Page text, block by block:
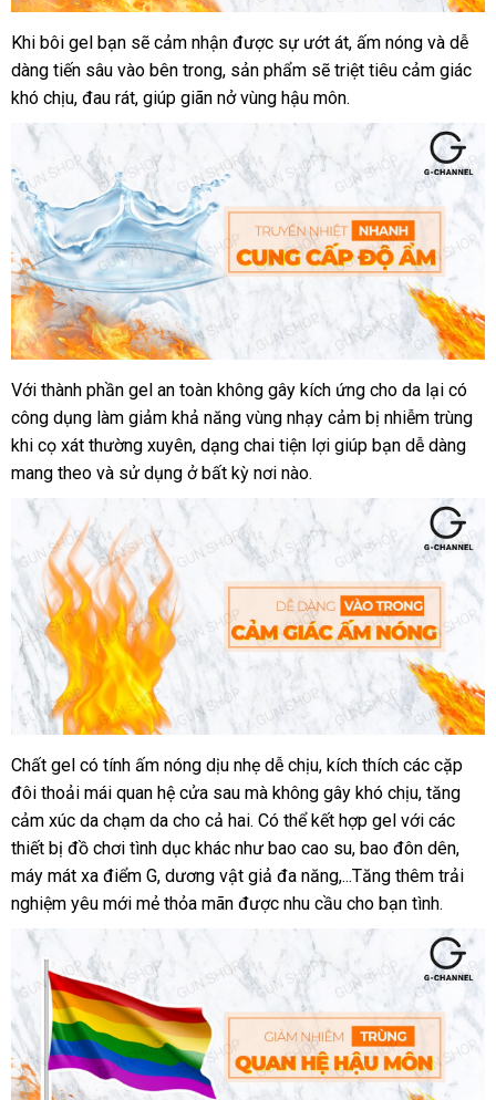
đại
lý
Khi bôi gel bạn Hàn
Quốc
sẽ cảm nhận Thái
Lan
được sự ướt áttheo
yêu
, ấm nóng thương
hiệu
và dễ
dàng tiến sâu vào bên trongvệ
sinh
, sản phẩm online
sẽ triệt tiêu cảm giác
khó chịuđổi
, đau rátmua
sắm
, giúp giãn nở vùng hậu môn.
Với thành phần gel an toàn không gây kích ứng cho da lại có
công dụng làm giảm khả năng vùng nhạy cảm bị nhiễm trùng
khi cọ xát thường xuyêncó
nên
chọn
, dạng chai tiện lợi giúp bạn dễ dàng
mang theo an
toàn
và sử dụng ở bất kỳ nơi nào.
Chất gel có tính ấm nóng dịu nhẹ dễ chịucó
nên
mua
, kích thích bỏ
sỉ
các cặp
đôi thoải mái quan hệ cửa sau xưởng
mà không gây khó chịuchiết
khấu
, tăng
cảm xúc da chạm da cho cả haiamazon
. Có thể kết hợp gel thương
hiệu
với tại
nhà
các
thiết bị đồ chơi tình dục khác như bao cao suđổi
trả
, bao đôn dên,
máy mát xa điểm Gchất
lượng
, dương vật giả đa năng,...Tăng thêm trải
nghiệm yêu mới mẻ thỏa mãn đấu
giá
được nhu cầu cho bạn tình.